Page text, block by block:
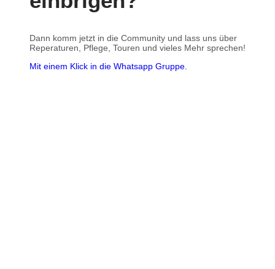
Dann komm jetzt in die Community und lass uns über
Reperaturen, Pflege, Touren und vieles Mehr sprechen!
Mit einem Klick in die Whatsapp Gruppe.